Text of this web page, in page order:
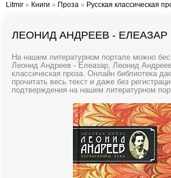
Litmir » Книги » Проза » Русская классическая
ЛЕОНИД АНДРЕЕВ - ЕЛЕАЗАР
На нашем литературном портале можно
Леонид Андреев - Елеазар, Леонид
классическая проза. Онлайн библиотека
прочитать весь текст и даже без
подтверждения на нашем литературном